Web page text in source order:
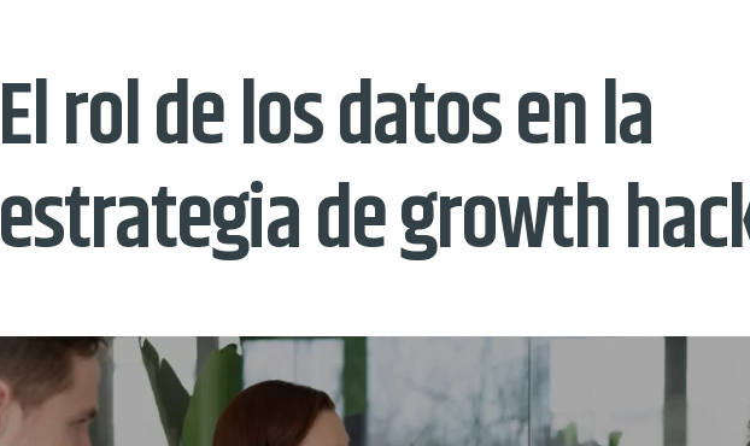
El rol de los datos en la
estrategia de growth